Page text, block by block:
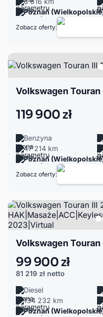
Poznań
Zobacz oferty:
Volkswagen Touran
119 900 zł
Benzyna
47 214 km
Poznań
Zobacz oferty:
99 900 zł
81 219 zł netto
Diesel
134 232 km
Poznań